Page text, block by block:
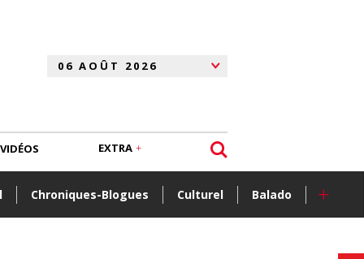
Chroniques-Blogues Culturel Balado +
VIDÉOS EXTRA